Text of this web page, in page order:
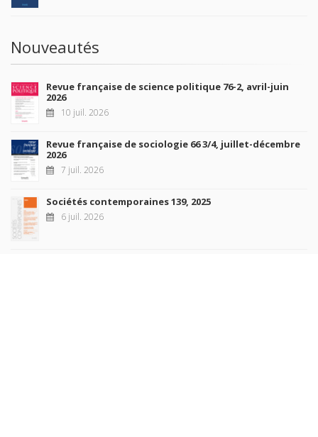
Nouveautés
Revue française de science politique 76-2, avril-juin
2026
10 juil. 2026
Revue française de sociologie 66 3/4, juillet-décembre
2026
7 juil. 2026
Sociétés contemporaines 139, 2025
6 juil. 2026